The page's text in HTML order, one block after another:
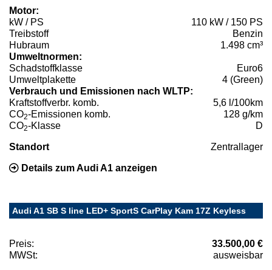
Motor:
kW / PS
110 kW / 150 PS
Treibstoff
Benzin
Hubraum
1.498 cm³
Umweltnormen:
Schadstoffklasse
Euro6
Umweltplakette
4 (Green)
Verbrauch und Emissionen nach WLTP:
Kraftstoffverbr. komb.
5,6 l/100km
CO2-Emissionen komb.
128 g/km
CO2-Klasse D
Standort Zentrallager
Details zum Audi A1 anzeigen
Audi A1 SB S line LED+ SportS CarPlay Kam 17Z Keyless
Preis:
33.500,00 €
MWSt:
ausweisbar